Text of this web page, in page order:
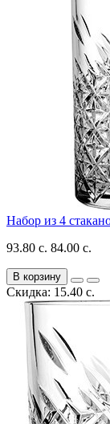
Набор из 4
93.80 с. 84.00 с.
В корзину
Скидка: 15.40 с.